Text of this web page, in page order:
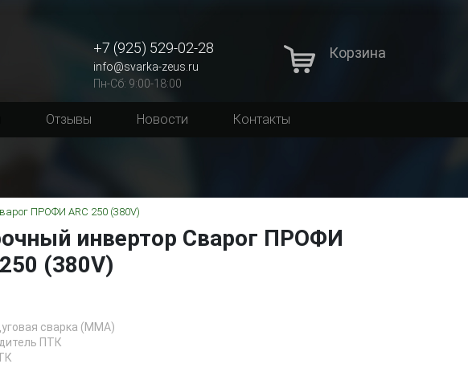
+7 (925) 529-02-28
info@svarka-zeus.ru
Пн-Сб: 9:00-18:00
Корзина
Отзывы Новости Контакты
ПРОФИ ARC 250 (380V)
инвертор Сварог ПРОФИ
(380V)
сварка (MMA)
ПТК